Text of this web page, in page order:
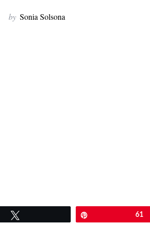
by Sonia Solsona
61